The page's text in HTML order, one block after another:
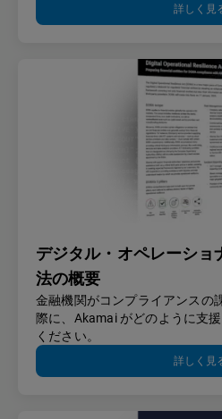
詳しく見
デジタル・オペレーショ
法の概要
金融機関がコンプライアンスの
際に、Akamai がどのように支
ください。
詳しく見